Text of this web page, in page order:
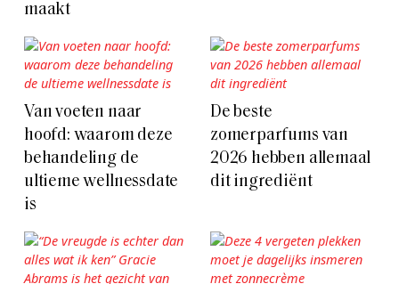
maakt
Van voeten naar
hoofd: waarom deze
behandeling de
ultieme wellnessdate
is
De beste
zomerparfums van
2026 hebben allemaal
dit ingrediënt